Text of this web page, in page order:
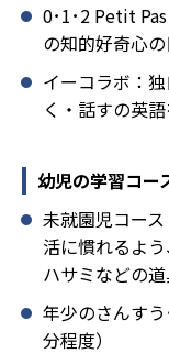
0･1･2 Petit
の知的好奇心
イーコラボ：
く・話すの英
幼児の学習コー
未就園児コー
活に慣れるよ
ハサミなどの
年少のさんす
分程度）